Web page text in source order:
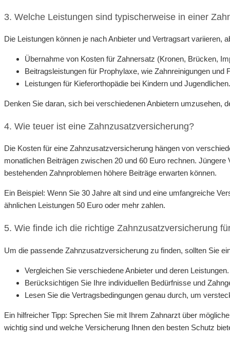
3. Welche Leistungen sind typischerweise in einer
Die Leistungen können je nach Anbieter und Vertragsart
Übernahme von Kosten für Zahnersatz (Kronen, Brücken,
Beitragsleistungen für Prophylaxe, wie Zahnreinigungen und
Leistungen für Kieferorthopädie bei Kindern und Jugendlichen.
Denken Sie daran, sich bei verschiedenen Anbietern umzusehen,
4. Wie teuer ist eine Zahnzusatzversicherung?
Die Kosten für eine Zahnzusatzversicherung hängen von
monatlichen Beiträgen zwischen 20 und 60 Euro rechnen.
bestehenden Zahnproblemen höhere Beiträge erwarten können.
Ein Beispiel: Wenn Sie 30 Jahre alt sind und eine umfangreiche
ähnlichen Leistungen 50 Euro oder mehr zahlen.
5. Wie finde ich die richtige Zahnzusatzversicherung
Um die passende Zahnzusatzversicherung zu finden, sollten Sie
Vergleichen Sie verschiedene Anbieter und deren Leistungen.
Berücksichtigen Sie Ihre individuellen Bedürfnisse und
Lesen Sie die Vertragsbedingungen genau durch, um
Ein hilfreicher Tipp: Sprechen Sie mit Ihrem Zahnarzt über
wichtig sind und welche Versicherung Ihnen den besten Schutz